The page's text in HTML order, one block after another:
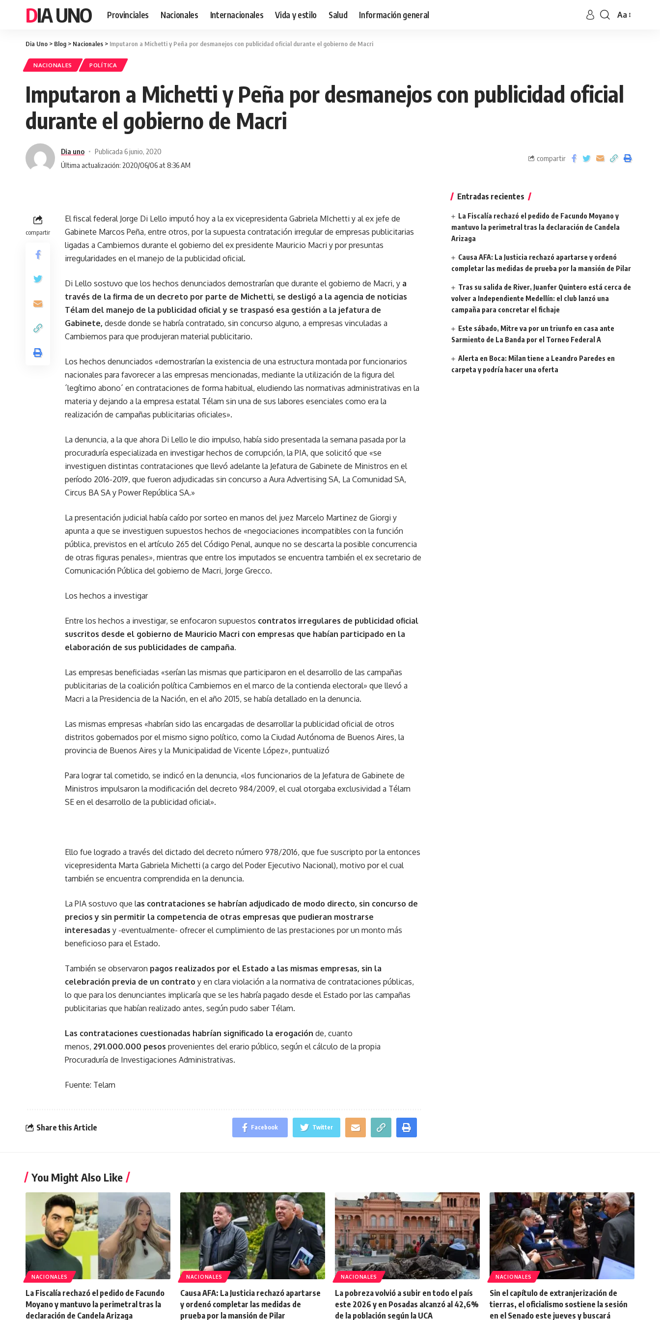
DIA UNO Provinciales Nacionales Internacionales Vida y estilo Salud Información general Aa
Dia Uno > Blog > Nacionales > Imputaron a Michetti y Peña por desmanejos con publicidad oficial durante el gobierno de Macri
NACIONALES POLÍTICA
Imputaron a Michetti y Peña por desmanejos con publicidad oficial
durante el gobierno de Macri
Última actualización: 2020/06/06 at 8:36 AM
Dia uno Publicada 6 junio, 2020
compartir
compartir
El fiscal federal Jorge Di Lello imputó hoy a la ex vicepresidenta Gabriela MIchetti y al ex jefe de
Gabinete Marcos Peña, entre otros, por la supuesta contratación irregular de empresas publicitarias
ligadas a Cambiemos durante el gobierno del ex presidente Mauricio Macri y por presuntas
irregularidades en el manejo de la publicidad oficial.
Di Lello sostuvo que los hechos denunciados demostrarían que durante el gobierno de Macri, y a
través de la firma de un decreto por parte de Michetti, se desligó a la agencia de noticias
Télam del manejo de la publicidad oficial y se traspasó esa gestión a la jefatura de
Gabinete, desde donde se habría contratado, sin concurso alguno, a empresas vinculadas a
Cambiemos para que produjeran material publicitario.
Los hechos denunciados «demostrarían la existencia de una estructura montada por funcionarios
nacionales para favorecer a las empresas mencionadas, mediante la utilización de la figura del
´legítimo abono´ en contrataciones de forma habitual, eludiendo las normativas administrativas en la
materia y dejando a la empresa estatal Télam sin una de sus labores esenciales como era la
realización de campañas publicitarias oficiales».
La denuncia, a la que ahora Di Lello le dio impulso, había sido presentada la semana pasada por la
procuraduría especializada en investigar hechos de corrupción, la PIA, que solicitó que «se
investiguen distintas contrataciones que llevó adelante la Jefatura de Gabinete de Ministros en el
período 2016-2019, que fueron adjudicadas sin concurso a Aura Advertising SA, La Comunidad SA,
Circus BA SA y Power República SA.»
La presentación judicial había caído por sorteo en manos del juez Marcelo Martinez de Giorgi y
apunta a que se investiguen supuestos hechos de «negociaciones incompatibles con la función
pública, previstos en el artículo 265 del Código Penal, aunque no se descarta la posible concurrencia
de otras figuras penales», mientras que entre los imputados se encuentra también el ex secretario de
Comunicación Pública del gobierno de Macri, Jorge Grecco.
Los hechos a investigar
Entre los hechos a investigar, se enfocaron supuestos contratos irregulares de publicidad oficial
suscritos desde el gobierno de Mauricio Macri con empresas que habían participado en la
elaboración de sus publicidades de campaña.
Las empresas beneficiadas «serían las mismas que participaron en el desarrollo de las campañas
publicitarias de la coalición política Cambiemos en el marco de la contienda electoral» que llevó a
Macri a la Presidencia de la Nación, en el año 2015, se había detallado en la denuncia.
Las mismas empresas «habrían sido las encargadas de desarrollar la publicidad oficial de otros
distritos gobernados por el mismo signo político, como la Ciudad Autónoma de Buenos Aires, la
provincia de Buenos Aires y la Municipalidad de Vicente López», puntualizó
Para lograr tal cometido, se indicó en la denuncia, «los funcionarios de la Jefatura de Gabinete de
Ministros impulsaron la modificación del decreto 984/2009, el cual otorgaba exclusividad a Télam
SE en el desarrollo de la publicidad oficial».
Ello fue logrado a través del dictado del decreto número 978/2016, que fue suscripto por la entonces
vicepresidenta Marta Gabriela Michetti (a cargo del Poder Ejecutivo Nacional), motivo por el cual
también se encuentra comprendida en la denuncia.
La PIA sostuvo que las contrataciones se habrían adjudicado de modo directo, sin concurso de
precios y sin permitir la competencia de otras empresas que pudieran mostrarse
interesadas y -eventualmente- ofrecer el cumplimiento de las prestaciones por un monto más
beneficioso para el Estado.
También se observaron pagos realizados por el Estado a las mismas empresas, sin la
celebración previa de un contrato y en clara violación a la normativa de contrataciones públicas,
lo que para los denunciantes implicaría que se les habría pagado desde el Estado por las campañas
publicitarias que habían realizado antes, según pudo saber Télam.
Las contrataciones cuestionadas habrían significado la erogación de, cuanto
menos, 291.000.000 pesos provenientes del erario público, según el cálculo de la propia
Procuraduría de Investigaciones Administrativas.
Fuente: Telam
Share this Article Facebook Twitter
Entradas recientes
La Fiscalía rechazó el pedido de Facundo Moyano y
mantuvo la perimetral tras la declaración de Candela
Arizaga
Causa AFA: La Justicia rechazó apartarse y ordenó
completar las medidas de prueba por la mansión de Pilar
Tras su salida de River, Juanfer Quintero está cerca de
volver a Independiente Medellín: el club lanzó una
campaña para concretar el fichaje
Este sábado, Mitre va por un triunfo en casa ante
Sarmiento de La Banda por el Torneo Federal A
Alerta en Boca: Milan tiene a Leandro Paredes en
carpeta y podría hacer una oferta
You Might Also Like
NACIONALES
La Fiscalía rechazó el pedido de Facundo
Moyano y mantuvo la perimetral tras la
declaración de Candela Arizaga
NACIONALES
Causa AFA: La Justicia rechazó apartarse
y ordenó completar las medidas de
prueba por la mansión de Pilar
NACIONALES
La pobreza volvió a subir en todo el país
este 2026 y en Posadas alcanzó al 42,6%
de la población según la UCA
NACIONALES
Sin el capítulo de extranjerización de
tierras, el oficialismo sostiene la sesión
en el Senado este jueves y buscará